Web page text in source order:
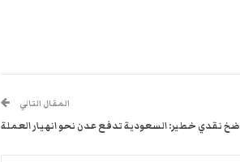
المقال التالي
ضخ نقدي خطير: السعودية تدفع عدن نحو انهيار العملة